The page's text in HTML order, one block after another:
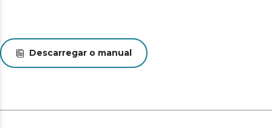
Descarregar o manual